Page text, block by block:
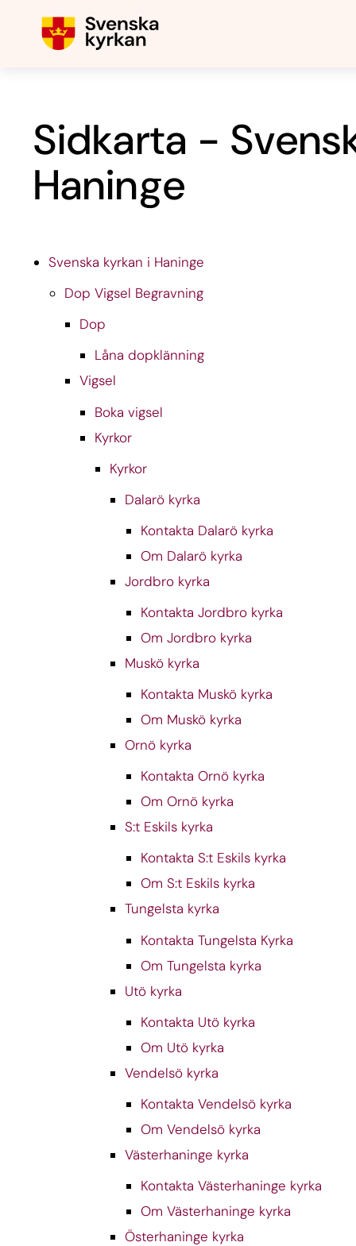
Sidkarta -
Haninge
Svenska kyrkan i Haninge
Dop Vigsel Begravning
Dop
Låna dopklänning
Vigsel
Boka vigsel
Kyrkor
Kyrkor
Dalarö kyrka
Kontakta Dalarö kyrka
Om Dalarö kyrka
Jordbro kyrka
Kontakta Jordbro kyrka
Om Jordbro kyrka
Muskö kyrka
Kontakta Muskö kyrka
Om Muskö kyrka
Ornö kyrka
Kontakta Ornö kyrka
Om Ornö kyrka
S:t Eskils kyrka
Kontakta S:t Eskils kyrka
Om S:t Eskils kyrka
Tungelsta kyrka
Kontakta Tungelsta Kyrka
Om Tungelsta kyrka
Utö kyrka
Kontakta Utö kyrka
Om Utö kyrka
Vendelsö kyrka
Kontakta Vendelsö kyrka
Om Vendelsö kyrka
Västerhaninge kyrka
Kontakta Västerhaninge kyrka
Om Västerhaninge kyrka
Österhaninge kyrka